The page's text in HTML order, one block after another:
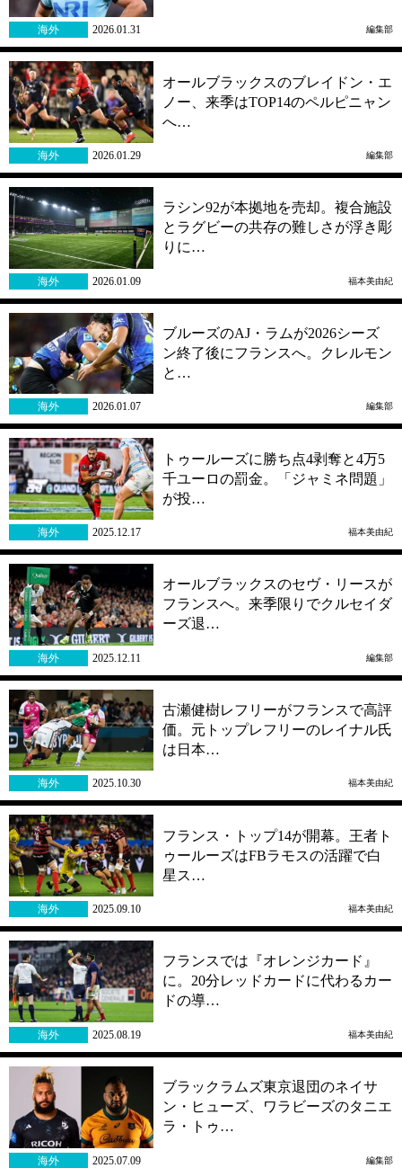
海外 2026.01.31 編集部
オールブラックスのブレイドン・エ
ノー、来季はTOP14のペルピニャン
へ…
海外 2026.01.29 編集部
ラシン92が本拠地を売却。複合施設
とラグビーの共存の難しさが浮き彫
りに…
海外 2026.01.09 福本美由紀
ブルーズのAJ・ラムが2026シーズ
ン終了後にフランスへ。クレルモン
と…
海外 2026.01.07 編集部
トゥールーズに勝ち点4剥奪と4万5
千ユーロの罰金。「ジャミネ問題」
が投…
海外 2025.12.17 福本美由紀
オールブラックスのセヴ・リースが
フランスへ。来季限りでクルセイダ
ーズ退…
海外 2025.12.11 編集部
古瀬健樹レフリーがフランスで高評
価。元トップレフリーのレイナル氏
は日本…
海外 2025.10.30 福本美由紀
フランス・トップ14が開幕。王者ト
ゥールーズはFBラモスの活躍で白
星ス…
海外 2025.09.10 福本美由紀
フランスでは『オレンジカード』
に。20分レッドカードに代わるカー
ドの導…
海外 2025.08.19 福本美由紀
ブラックラムズ東京退団のネイサ
ン・ヒューズ、ワラビーズのタニエ
ラ・トゥ…
海外 2025.07.09 編集部